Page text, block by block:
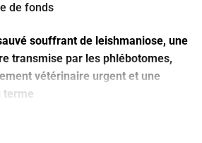
de fonds
souffrant de leishmaniose, une
transmise par les phlébotomes,
vétérinaire urgent et une
terme